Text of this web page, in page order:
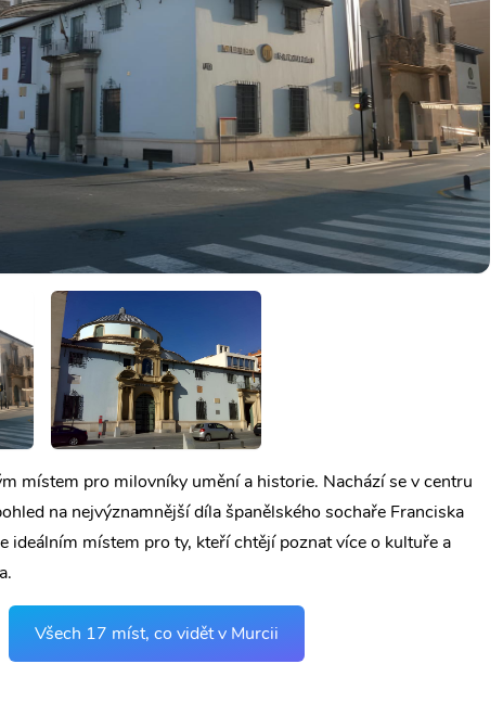
místem pro milovníky umění a historie. Nachází se v centru
na nejvýznamnější díla španělského sochaře Franciska
ideálním místem pro ty, kteří chtějí poznat více o kultuře a
Všech 17 míst, co vidět v Murcii